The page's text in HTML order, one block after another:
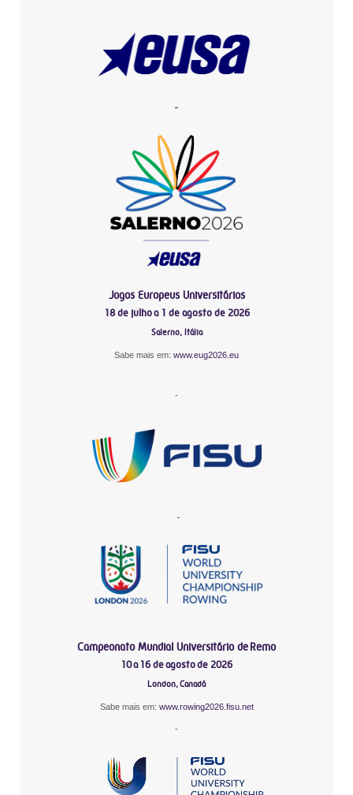
-
Jogos Europeus Universitários
18 de julho a 1 de agosto de 2026
Salerno, Itália
Sabe mais em: www.eug2026.eu
-
-
Campeonato Mundial Universitário de Remo
10 a 16 de agosto de 2026
London, Canadá
Sabe mais em: www.rowing2026.fisu.net
-